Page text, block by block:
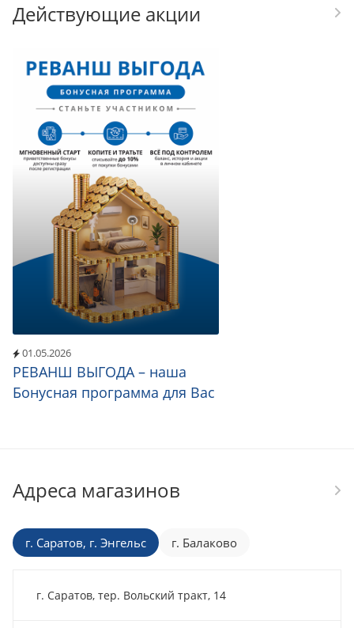
Действующие акции
01.05.2026
РЕВАНШ ВЫГОДА – наша
Бонусная программа для Вас
Адреса магазинов
г. Саратов, г. Энгельс г. Балаково
г. Саратов, тер. Вольский тракт, 14